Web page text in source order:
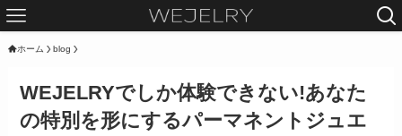
ホーム blog
WEJELRYでしか体験できない!あなた
の特別を形にするパーマネントジュエ